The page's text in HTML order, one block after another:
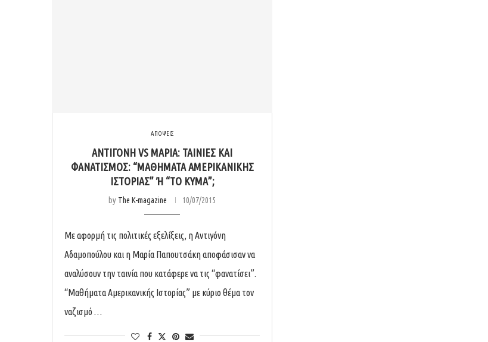
ΑΠΟΨΕΙΣ
ΑΝΤΙΓΌΝΗ VS ΜΑΡΊΑ: ΤΑΙΝΊΕΣ ΚΑΙ
ΦΑΝΑΤΙΣΜΌΣ: “ΜΑΘΉΜΑΤΑ ΑΜΕΡΙΚΑΝΙΚΉΣ
ΙΣΤΟΡΊΑΣ” Ή “ΤΟ ΚΎΜΑ”;
by The K-magazine 10/07/2015
Με αφορμή τις πολιτικές εξελίξεις, η Αντιγόνη
Αδαμοπούλου και η Μαρία Παπουτσάκη αποφάσισαν να
αναλύσουν την ταινία που κατάφερε να τις “φανατίσει”.
“Μαθήματα Αμερικανικής Ιστορίας” με κύριο θέμα τον
ναζισμό …